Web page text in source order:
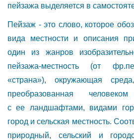
пейзажа выделяется в
Пейзаж - это слово, которое
вида местности и описания
один из жанров
пейзажа-местность (от
«страна»), окружающая
преобразованная
с ее ландшафтами, видами
город и сельская местность.
природный, сельский и